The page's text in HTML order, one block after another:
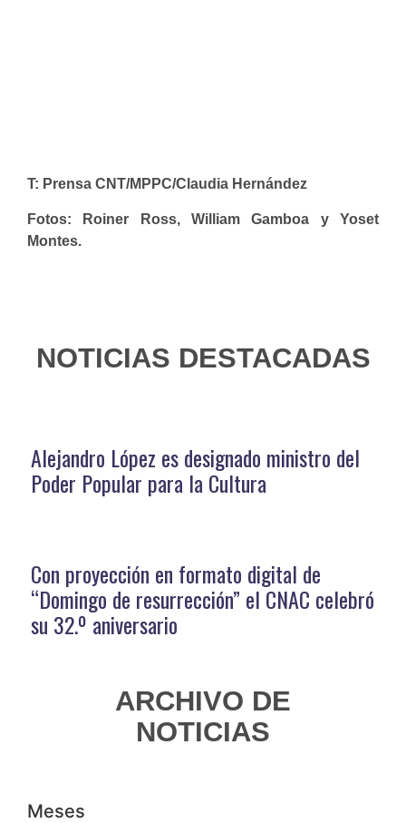
T: Prensa CNT/MPPC/Claudia Hernández
Fotos: Roiner Ross, William Gamboa y Yoset
Montes.
NOTICIAS DESTACADAS
Alejandro López es designado ministro del
Poder Popular para la Cultura
Con proyección en formato digital de
“Domingo de resurrección” el CNAC celebró
su 32.º aniversario
ARCHIVO DE
NOTICIAS
Meses